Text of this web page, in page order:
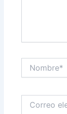
electrónico*